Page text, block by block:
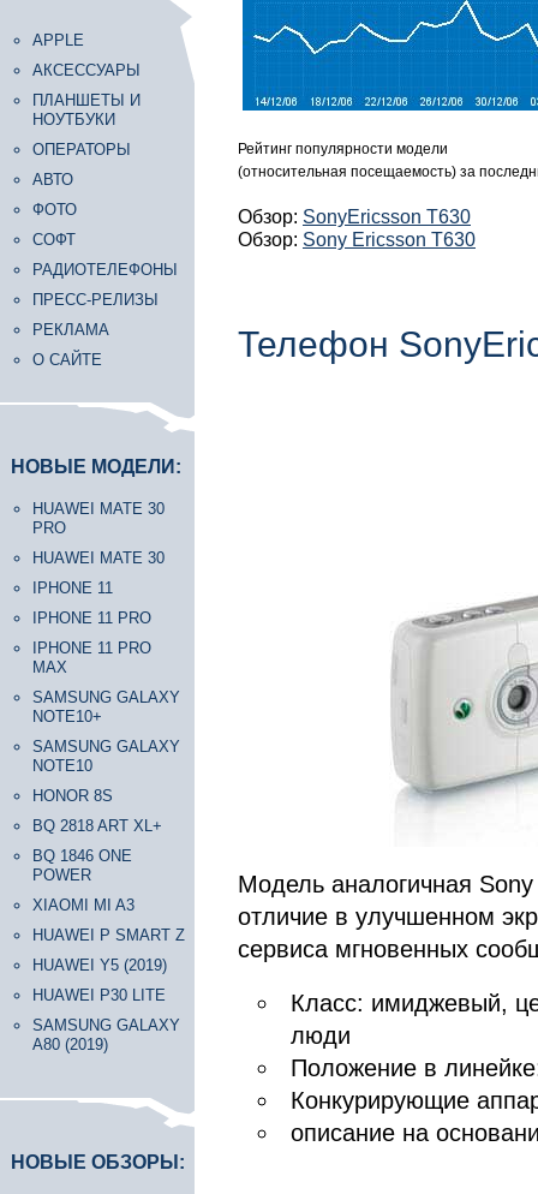
APPLE
АКСЕССУАРЫ
ПЛАНШЕТЫ И
НОУТБУКИ
ОПЕРАТОРЫ
АВТО
ФОТО
СОФТ
РАДИОТЕЛЕФОНЫ
ПРЕСС-РЕЛИЗЫ
РЕКЛАМА
О САЙТЕ
НОВЫЕ МОДЕЛИ:
HUAWEI MATE 30
PRO
HUAWEI MATE 30
IPHONE 11
IPHONE 11 PRO
IPHONE 11 PRO
MAX
SAMSUNG GALAXY
NOTE10+
SAMSUNG GALAXY
NOTE10
HONOR 8S
BQ 2818 ART XL+
BQ 1846 ONE
POWER
XIAOMI MI A3
HUAWEI P SMART Z
HUAWEI Y5 (2019)
HUAWEI P30 LITE
SAMSUNG GALAXY
A80 (2019)
НОВЫЕ ОБЗОРЫ:
Рейтинг популярности модели
(относительная посещаемость) за
Обзор: SonyEricsson T630
Обзор: Sony Ericsson T630
Телефон
Модель аналогичная
отличие в улучшенном
сервиса мгновенных
Класс: имиджевый,
люди
Положение в
Конкурирующие
описание на